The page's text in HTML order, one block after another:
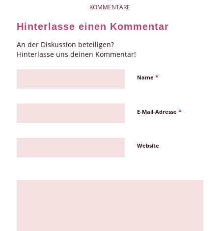
KOMMENTARE
Hinterlasse einen Kommentar
An der Diskussion beteiligen?
Hinterlasse uns deinen Kommentar!
Name *
E-Mail-Adresse *
Website